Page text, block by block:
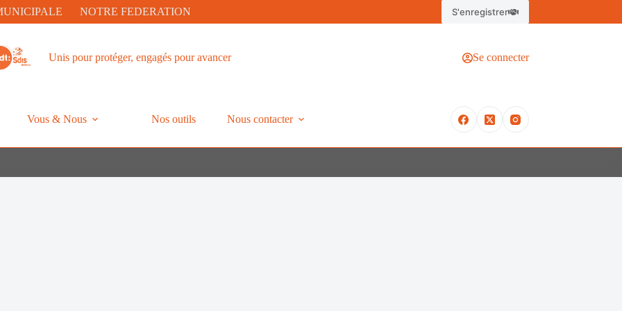
NOTRE FEDERATION S'enregistrer
Unis pour protéger, engagés pour avancer Se connecter
Vous & Nous Nos outils Nous contacter